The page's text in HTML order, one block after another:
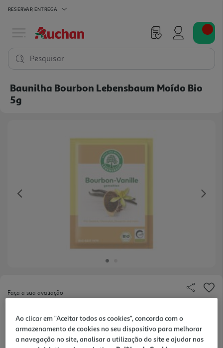
RESERVAR ENTREGA
Pesquisar
Baunilha Bourbon Lebensbaum Moído Bio
5g
Previous
Faça a sua avaliação
BIO - Baunilha Bourbon, moído, 5g
Ao clicar em "Aceitar todos os cookies", concorda com o
armazenamento de cookies no seu dispositivo para melhorar
a navegação no site, analisar a utilização do site e ajudar nas